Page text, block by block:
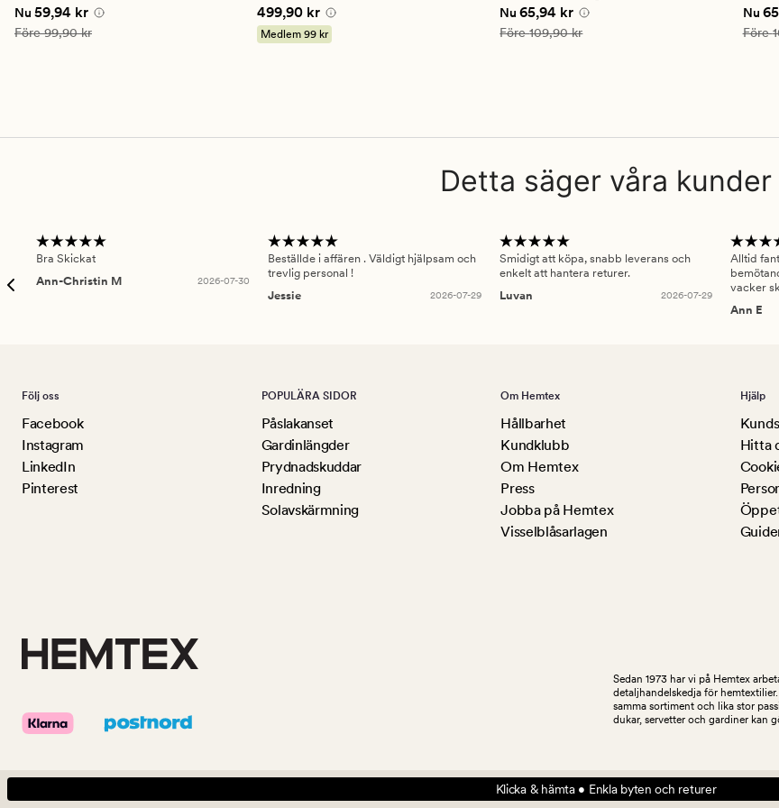
på
5
Nuvarande pris
Nu 59,94 kr
Ordinarie pris
Före99,90 kr
på
5
Pris 499,90 kr
499,90 kr
Medlem99 kr
på
5
Nuvarande pris
Nu 65,94 kr
Ordinarie pris 109,90 kr
Före109,90 kr
på
5
Nu
Före
Detta säger våra kunder
Bra Skickat
Ann-Christin M
2026-07-30
Beställde i affären . Väldigt hjälpsam och
trevlig personal !
Jessie
2026-07-29
Smidigt att köpa, snabb leverans och
enkelt att hantera returer.
Luvan
2026-07-29
Alltid
vacker
Ann E
Följ oss
Facebook
Instagram
LinkedIn
Pinterest
POPULÄRA SIDOR
Påslakanset
Gardinlängder
Prydnadskuddar
Inredning
Solavskärmning
Om Hemtex
Hållbarhet
Kundklubb
Om Hemtex
Press
Jobba på Hemtex
Visselblåsarlagen
Hjälp
Hitta
Sedan 1973 har vi på Hemtex
detaljhandelskedja för
samma sortiment och lika stor
dukar, servetter och gardiner kan
Klicka & hämta • Enkla byten och returer